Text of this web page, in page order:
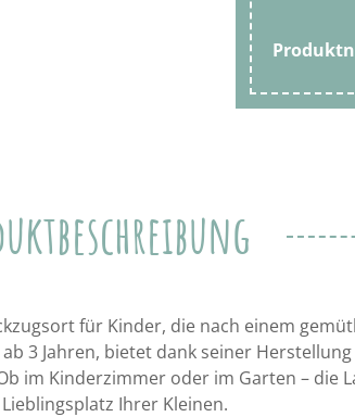
für Kinder, die nach einem
3 Jahren, bietet dank seiner
im Kinderzimmer oder im Garten – die
Ihrer Kleinen.